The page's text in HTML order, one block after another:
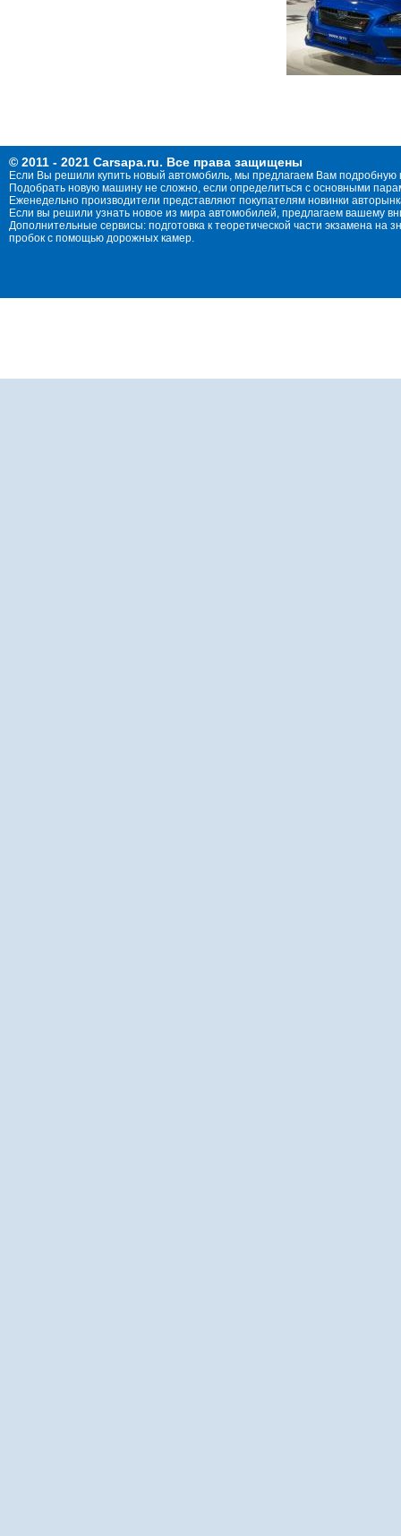
© 2011 - 2021 Carsapa.ru. Все права защищены
Если Вы решили купить новый автомобиль, мы предлагаем Вам
Подобрать новую машину не сложно, если определиться с основными
Еженедельно производители представляют покупателям новинки
Если вы решили узнать новое из мира автомобилей, предлагаем вашему
Дополнительные сервисы: подготовка к теоретической части экзамена
пробок с помощью дорожных камер.